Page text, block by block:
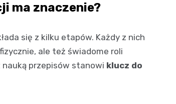
ma znaczenie?
się z kilku etapów. Każdy z nich
ale też świadome roli
przepisów stanowi klucz do